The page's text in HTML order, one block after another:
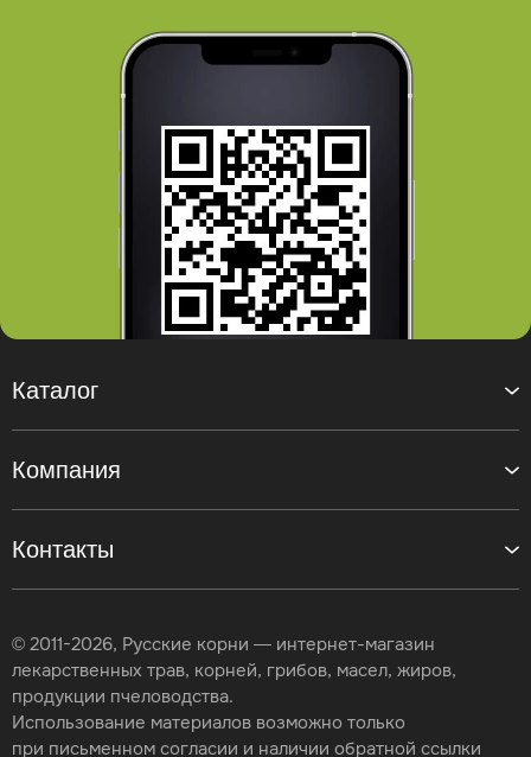
Контакты
Каталог
Компания
© 2011-2026, Русские корни — интернет-магазин
лекарственных трав, корней, грибов, масел, жиров,
продукции пчеловодства.
Использование материалов возможно только
при письменном согласии и наличии обратной ссылки